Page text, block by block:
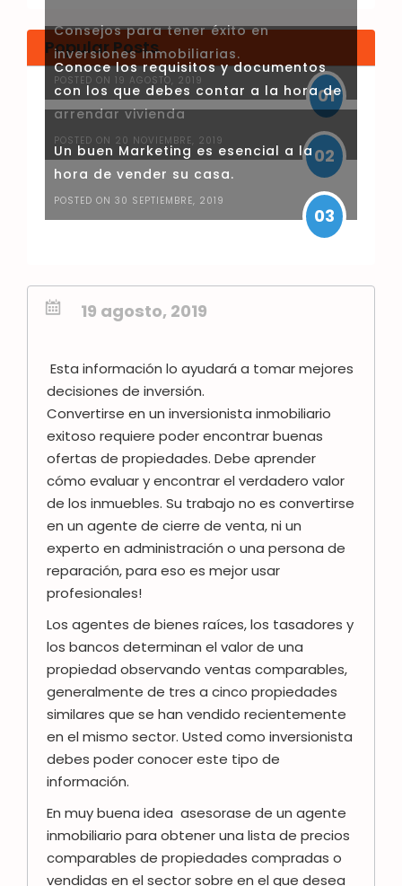
Popular Posts
Consejos para tener éxito en
inversiones inmobiliarias.
POSTED ON 19 AGOSTO, 2019
01
Conoce los requisitos y documentos
con los que debes contar a la hora de
arrendar vivienda
POSTED ON 20 NOVIEMBRE, 2019
02
Un buen Marketing es esencial a la
hora de vender su casa.
POSTED ON 30 SEPTIEMBRE, 2019
03
19 agosto, 2019
Esta información lo ayudará a tomar mejores
decisiones de inversión.
Convertirse en un inversionista inmobiliario
exitoso requiere poder encontrar buenas
ofertas de propiedades. Debe aprender
cómo evaluar y encontrar el verdadero valor
de los inmuebles. Su trabajo no es convertirse
en un agente de cierre de venta, ni un
experto en administración o una persona de
reparación, para eso es mejor usar
profesionales!
Los agentes de bienes raíces, los tasadores y
los bancos determinan el valor de una
propiedad observando ventas comparables,
generalmente de tres a cinco propiedades
similares que se han vendido recientemente
en el mismo sector. Usted como inversionista
debes poder conocer este tipo de
información.
En muy buena idea asesorase de un agente
inmobiliario para obtener una lista de precios
comparables de propiedades compradas o
vendidas en el sector sobre en el que desea